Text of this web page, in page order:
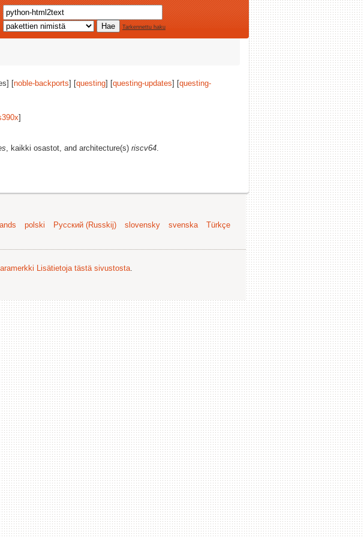
Tarkennettu haku
[noble-backports] [questing] [questing-updates] [questing-
]
, kaikki osastot, and architecture(s) riscv64.
polski Русский (Russkij) slovensky svenska
Türkçe
Lisätietoja tästä sivustosta.